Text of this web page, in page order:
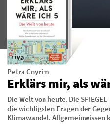
Petra Cnyrim
Erklärs mir, als
Die Welt von heute. Die
die wichtigsten Fragen der
Klimawandel. Allgemeinwissen